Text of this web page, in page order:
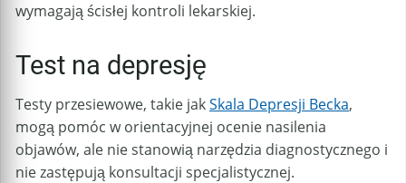
wymagają ścisłej kontroli lekarskiej.
Test na depresję
Testy przesiewowe, takie jakSkala Depresji Becka,
mogą pomóc w orientacyjnej ocenie nasilenia
objawów, ale nie stanowią narzędzia diagnostycznego i
nie zastępują konsultacji specjalistycznej.